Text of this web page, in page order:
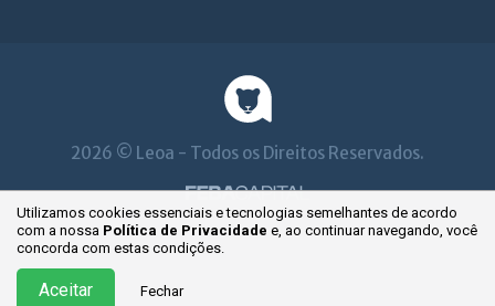
Utilizamos cookies essenciais e tecnologias semelhantes de acordo
com a nossa Política de Privacidade e, ao continuarnavegando, você
concorda com estas condições.
Aceitar Fechar
2026 © Leoa - Todos os Direitos Reservados.